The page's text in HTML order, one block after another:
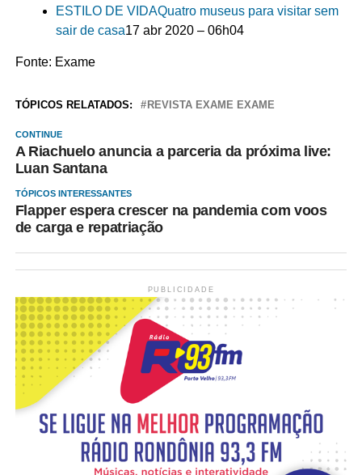
ESTILO DE VIDAQuatro museus para visitar sem
sair de casa17 abr 2020 – 06h04
Fonte: Exame
TÓPICOS RELATADOS: REVISTA EXAME EXAME
CONTINUE
A Riachuelo anuncia a parceria da próxima live:
Luan Santana
TÓPICOS INTERESSANTES
Flapper espera crescer na pandemia com voos
de carga e repatriação
PUBLICIDADE